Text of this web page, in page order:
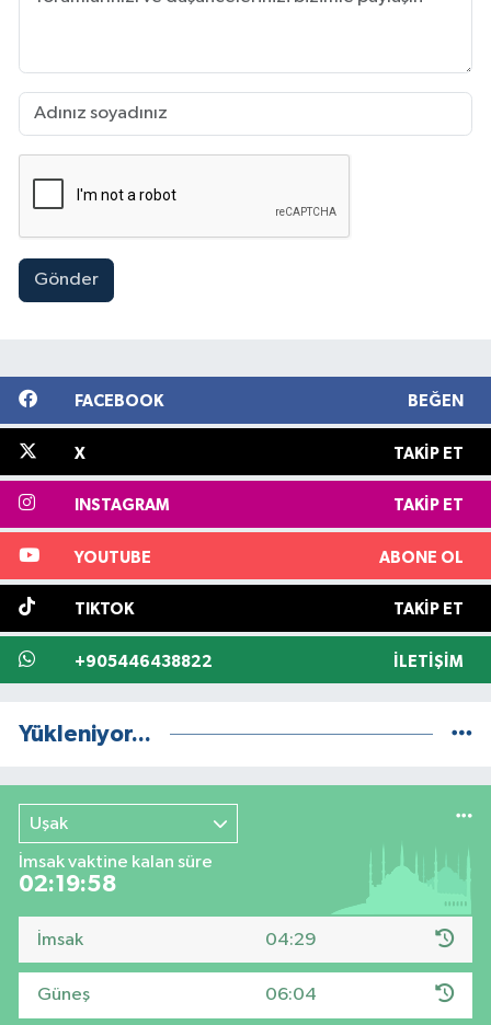
Gönder
FACEBOOK BEĞEN
X TAKIP ET
INSTAGRAM TAKIP ET
YOUTUBE ABONE OL
TIKTOK TAKIP ET
+905446438822 İLETIŞIM
Yükleniyor...
Uşak
İmsak vaktine kalan süre
02:19:57
İmsak 04:29
Güneş 06:04